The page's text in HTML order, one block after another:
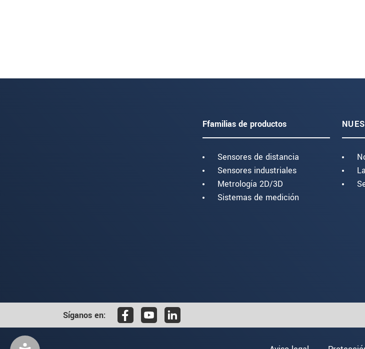
Ffamilias de productos
Sensores de distancia
Sensores industriales
Metrología 2D/3D
Sistemas de medición
Síganos en: